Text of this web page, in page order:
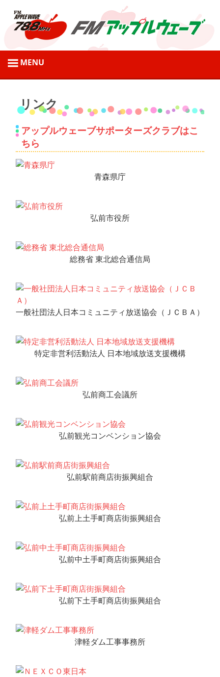
ツ
ス
弘
前
市
地
域
情
報
を
す
ミ
テ
ィ
FM
送
リンク
アップルウェーブサポーターズクラブはこ
ちら
青森県庁
弘前市役所
総務省 東北総合通信局
一般社団法人日本コミュニティ放送協会（ＪＣＢＡ）
特定非営利活動法人 日本地域放送支援機構
弘前商工会議所
弘前観光コンベンション協会
弘前駅前商店街振興組合
弘前上土手町商店街振興組合
弘前中土手町商店街振興組合
弘前下土手町商店街振興組合
津軽ダム工事事務所